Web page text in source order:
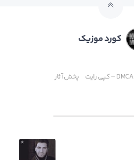
کورد موزیک
DMCA – کپی رایت پخش آثار